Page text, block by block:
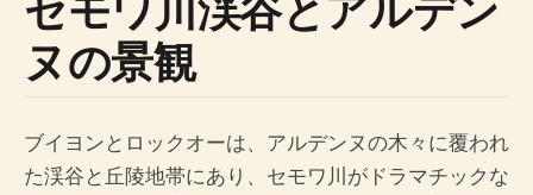
ヌの景観
ブイヨンとロックオーは、アルデンヌの木々に覆われ
た渓谷と丘陵地帯にあり、セモワ川がドラマチックな